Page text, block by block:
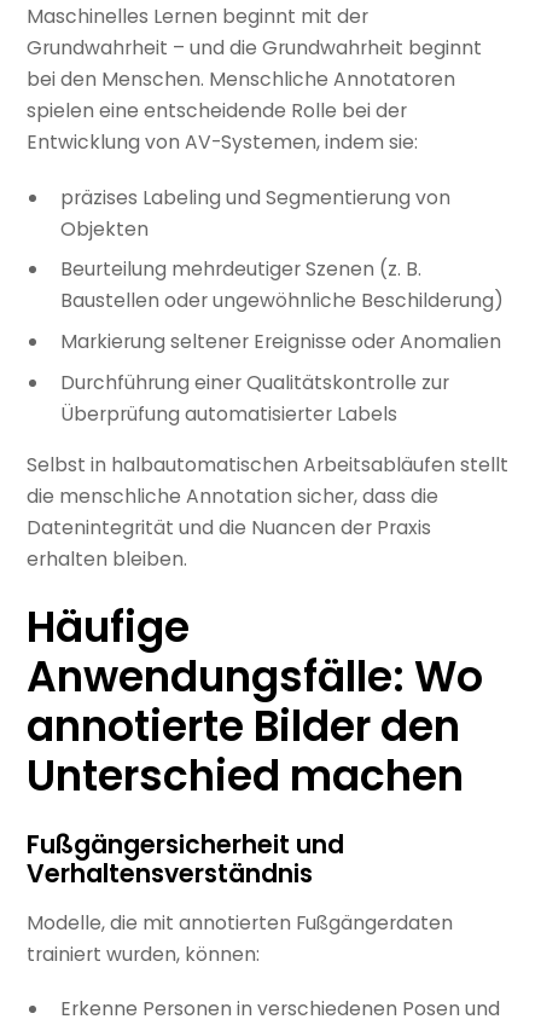
Maschinelles Lernen beginnt mit der
Grundwahrheit – und die Grundwahrheit beginnt
bei den Menschen. Menschliche Annotatoren
spielen eine entscheidende Rolle bei der
Entwicklung von AV-Systemen, indem sie:
präzises Labeling und Segmentierung von
Objekten
Beurteilung mehrdeutiger Szenen (z. B.
Baustellen oder ungewöhnliche Beschilderung)
Markierung seltener Ereignisse oder Anomalien
Durchführung einer Qualitätskontrolle zur
Überprüfung automatisierter Labels
Selbst in halbautomatischen Arbeitsabläufen stellt
die menschliche Annotation sicher, dass die
Datenintegrität und die Nuancen der Praxis
erhalten bleiben.
Häufige
Anwendungsfälle: Wo
annotierte Bilder den
Unterschied machen
Fußgängersicherheit und
Verhaltensverständnis
Modelle, die mit annotierten Fußgängerdaten
trainiert wurden, können:
Erkenne Personen in verschiedenen Posen und